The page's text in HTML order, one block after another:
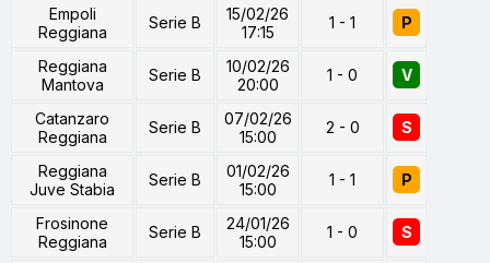
Empoli
Reggiana
Serie B
15/02/26
17:15
1 - 1 P
Reggiana
Mantova
Serie B
10/02/26
20:00
1 - 0 V
Catanzaro
Reggiana
Serie B
07/02/26
15:00
2 - 0 S
Reggiana
Juve Stabia
Serie B
01/02/26
15:00
1 - 1 P
Frosinone
Reggiana
Serie B
24/01/26
15:00
1 - 0 S